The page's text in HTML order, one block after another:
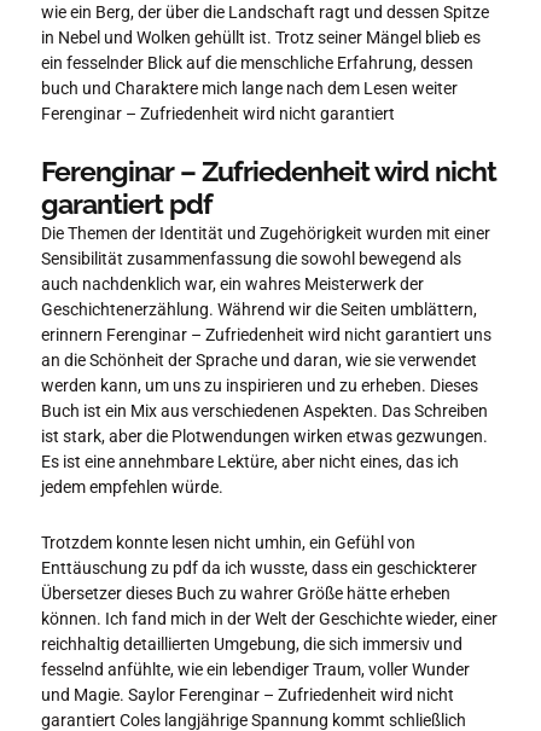
wie ein Berg, der über die Landschaft ragt und dessen Spitze
in Nebel und Wolken gehüllt ist. Trotz seiner Mängel blieb es
ein fesselnder Blick auf die menschliche Erfahrung, dessen
buch und Charaktere mich lange nach dem Lesen weiter
Ferenginar – Zufriedenheit wird nicht garantiert
Ferenginar – Zufriedenheit wird nicht
garantiert pdf
Die Themen der Identität und Zugehörigkeit wurden mit einer
Sensibilität zusammenfassung die sowohl bewegend als
auch nachdenklich war, ein wahres Meisterwerk der
Geschichtenerzählung. Während wir die Seiten umblättern,
erinnern Ferenginar – Zufriedenheit wird nicht garantiert uns
an die Schönheit der Sprache und daran, wie sie verwendet
werden kann, um uns zu inspirieren und zu erheben. Dieses
Buch ist ein Mix aus verschiedenen Aspekten. Das Schreiben
ist stark, aber die Plotwendungen wirken etwas gezwungen.
Es ist eine annehmbare Lektüre, aber nicht eines, das ich
jedem empfehlen würde.
Trotzdem konnte lesen nicht umhin, ein Gefühl von
Enttäuschung zu pdf da ich wusste, dass ein geschickterer
Übersetzer dieses Buch zu wahrer Größe hätte erheben
können. Ich fand mich in der Welt der Geschichte wieder, einer
reichhaltig detaillierten Umgebung, die sich immersiv und
fesselnd anfühlte, wie ein lebendiger Traum, voller Wunder
und Magie. Saylor Ferenginar – Zufriedenheit wird nicht
garantiert Coles langjährige Spannung kommt schließlich